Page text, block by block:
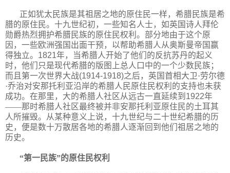
正如犹太民族是其祖居之地的原住民一样，希腊民族是希
腊的原住民。十九世纪初，一些知名人士，如英国诗人拜伦
勋爵热烈拥护希腊民族的原住民权利。部分地由于这个原
因，一些欧洲强国出面干预，以帮助希腊人从奥斯曼帝国赢
得独立。 1821年，当希腊人开始了他们的反抗苏丹的起义
时，他们只是现代希腊的版图上总人口中的一个少数民族；
而且第一次世界大战(1914-1918)之后，英国首相大卫·劳尔德
·乔治对安那托利亚沿岸的希腊人民原住民权利的支持也未获
成功。在那里，大的希腊人社区从远古一直延续到 1922年
——那时希腊人社区最终被并非安那托利亚原住民的土耳其
人所摧毁。从某种意义上说，十九世纪与二十世纪希腊的历
史，便是数十万散居各地的希腊人逐渐回到他们祖居之地的
历史。
“第一民族”的原住民权利